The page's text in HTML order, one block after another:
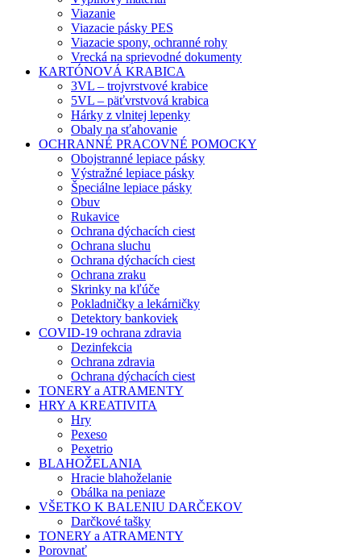
Viazanie
Viazacie pásky PES
Viazacie spony, ochranné rohy
Vrecká na sprievodné dokumenty
KARTÓNOVÁ KRABICA
3VL – trojvrstvové krabice
5VL – päťvrstvová krabica
Hárky z vlnitej lepenky
Obaly na sťahovanie
OCHRANNÉ PRACOVNÉ POMOCKY
Obojstranné lepiace pásky
Výstražné lepiace pásky
Špeciálne lepiace pásky
Obuv
Rukavice
Ochrana dýchacích ciest
Ochrana sluchu
Ochrana dýchacích ciest
Ochrana zraku
Skrinky na kľúče
Pokladničky a lekárničky
Detektory bankoviek
COVID-19 ochrana zdravia
Dezinfekcia
Ochrana zdravia
Ochrana dýchacích ciest
TONERY a ATRAMENTY
HRY A KREATIVITA
Hry
Pexeso
Pexetrio
BLAHOŽELANIA
Hracie blahoželanie
Obálka na peniaze
VŠETKO K BALENIU DARČEKOV
Darčkové tašky
TONERY a ATRAMENTY
Porovnať